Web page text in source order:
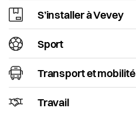
Transport et mobilité
Travail
Vie de quartier
Seniors
S’installer à Vevey
Sport
Transport et mobilité
Travail